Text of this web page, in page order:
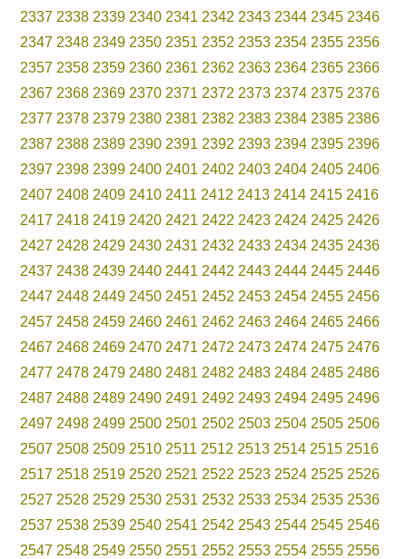
2337 2338 2339 2340 2341 2342 2343 2344 2345 2346
2347 2348 2349 2350 2351 2352 2353 2354 2355 2356
2357 2358 2359 2360 2361 2362 2363 2364 2365 2366
2367 2368 2369 2370 2371 2372 2373 2374 2375 2376
2377 2378 2379 2380 2381 2382 2383 2384 2385 2386
2387 2388 2389 2390 2391 2392 2393 2394 2395 2396
2397 2398 2399 2400 2401 2402 2403 2404 2405 2406
2407 2408 2409 2410 2411 2412 2413 2414 2415 2416
2417 2418 2419 2420 2421 2422 2423 2424 2425 2426
2427 2428 2429 2430 2431 2432 2433 2434 2435 2436
2437 2438 2439 2440 2441 2442 2443 2444 2445 2446
2447 2448 2449 2450 2451 2452 2453 2454 2455 2456
2457 2458 2459 2460 2461 2462 2463 2464 2465 2466
2467 2468 2469 2470 2471 2472 2473 2474 2475 2476
2477 2478 2479 2480 2481 2482 2483 2484 2485 2486
2487 2488 2489 2490 2491 2492 2493 2494 2495 2496
2497 2498 2499 2500 2501 2502 2503 2504 2505 2506
2507 2508 2509 2510 2511 2512 2513 2514 2515 2516
2517 2518 2519 2520 2521 2522 2523 2524 2525 2526
2527 2528 2529 2530 2531 2532 2533 2534 2535 2536
2537 2538 2539 2540 2541 2542 2543 2544 2545 2546
2547 2548 2549 2550 2551 2552 2553 2554 2555 2556